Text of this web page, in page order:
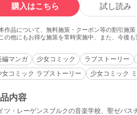
購入はこちら 試し読み
作品について、無料施策・クーポン等の割引施
この他にもお得な施策を常時実施中、また、今後
編マンガ 少女コミック ラブストーリー
女コミック ラブストーリー
少女コミック
内容
ツ・レーゲンスブルクの音楽学校、聖ゼバ